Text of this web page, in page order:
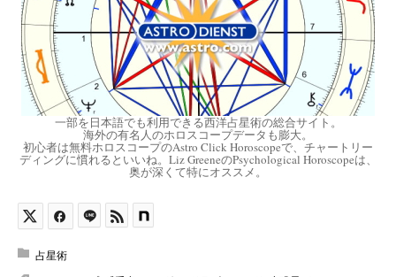
一部を日本語でも利用できる西洋占星術の総合サイト。
海外の有名人のホロスコープデータも膨大。
初心者は無料ホロスコープのAstro Click Horoscopeで、チャートリー
ディングに慣れるといいね。Liz GreeneのPsychological Horoscopeは、
奥が深くて特にオススメ。
占星術